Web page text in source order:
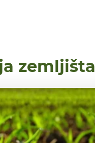
zemljišta